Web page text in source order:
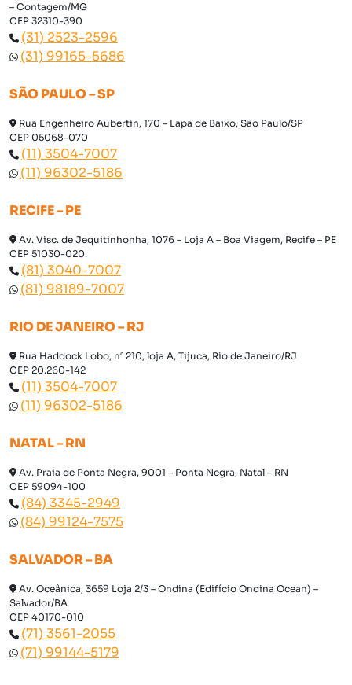
– Contagem/MG
CEP 32310-390
(31) 2523-2596
(31) 99165-5686
SÃO PAULO – SP
Rua Engenheiro Aubertin, 170 – Lapa de Baixo, São Paulo/SP
CEP 05068-070
(11) 3504-7007
(11) 96302-5186
RECIFE – PE
Av. Visc. de Jequitinhonha, 1076 – Loja A – Boa Viagem, Recife – PE
CEP 51030-020.
(81) 3040-7007
(81) 98189-7007
RIO DE JANEIRO – RJ
Rua Haddock Lobo, n° 210, loja A, Tijuca, Rio de Janeiro/RJ
CEP 20.260-142
(11) 3504-7007
(11) 96302-5186
NATAL – RN
Av. Praia de Ponta Negra, 9001 – Ponta Negra, Natal – RN
CEP 59094-100
(84) 3345-2949
(84) 99124-7575
SALVADOR – BA
Av. Oceânica, 3659 Loja 2/3 – Ondina (Edifício Ondina Ocean) –
Salvador/BA
CEP 40170-010
(71) 3561-2055
(71) 99144-5179